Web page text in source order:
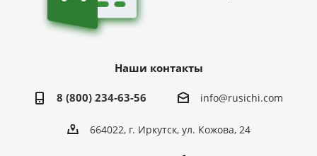
Наши контакты
8 (800) 234-63-56 info@rusichi.com
664022, г. Иркутск, ул. Кожова, 24